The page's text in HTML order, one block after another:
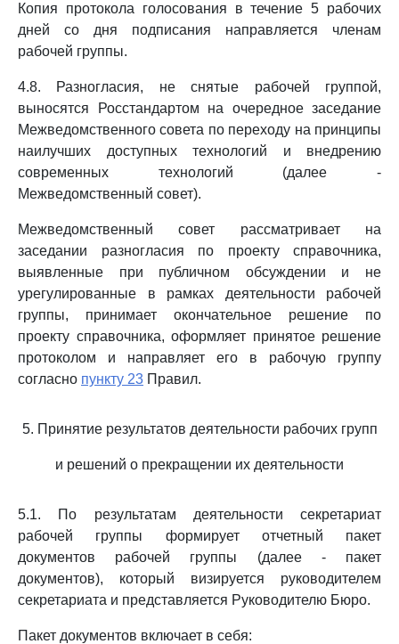
Копия протокола голосования в течение 5 рабочих
дней со дня подписания направляется членам
рабочей группы.
4.8. Разногласия, не снятые рабочей группой,
выносятся Росстандартом на очередное заседание
Межведомственного совета по переходу на принципы
наилучших доступных технологий и внедрению
современных технологий (далее -
Межведомственный совет).
Межведомственный совет рассматривает на
заседании разногласия по проекту справочника,
выявленные при публичном обсуждении и не
урегулированные в рамках деятельности рабочей
группы, принимает окончательное решение по
проекту справочника, оформляет принятое решение
протоколом и направляет его в рабочую группу
согласно пункту 23 Правил.
5. Принятие результатов деятельности рабочих групп
и решений о прекращении их деятельности
5.1. По результатам деятельности секретариат
рабочей группы формирует отчетный пакет
документов рабочей группы (далее - пакет
документов), который визируется руководителем
секретариата и представляется Руководителю Бюро.
Пакет документов включает в себя: